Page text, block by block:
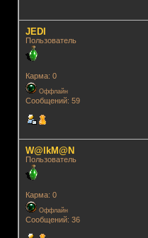
JEDI
Пользователь
Карма: 0
Оффлайн
Сообщений: 59
W@lkM@N
Пользователь
Карма: 0
Оффлайн
Сообщений: 36